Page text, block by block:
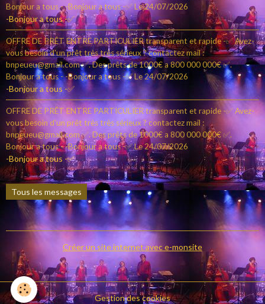
Bonjour a tous - -Bonjour a tous -✅Le 24/07/2026
-Bonjour a tous -✅
OFFRE DE PRÊT ENTRE PARTICULIER transparent et rapide -✅ Avez-
vous besoin d'un prêt très très sérieux ? contactez mail :
bnpeueu@gmail.com ✅. Des prêts de 1000€ a 800 000 000€ ✅.
Bonjour a tous - -Bonjour a tous -✅Le 24/07/2026
-Bonjour a tous -✅
OFFRE DE PRÊT ENTRE PARTICULIER transparent et rapide -✅ Avez-
vous besoin d'un prêt très très sérieux ? contactez mail :
bnpeueu@gmail.com ✅. Des prêts de 1000€ a 800 000 000€ ✅.
Bonjour a tous - -Bonjour a tous -✅Le 24/07/2026
-Bonjour a tous -✅
Tous les messages
Créer un site internet avec e-monsite
Gestion des cookies